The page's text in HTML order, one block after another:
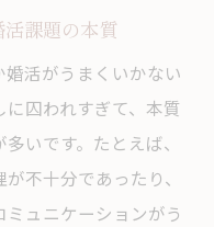
めの課題整理ポイ
を探る方法
婚できない理由の
課題の本質
活がうまくいかない
囚われすぎて、本質
いです。たとえば、
不十分であったり、
ュニケーションがう